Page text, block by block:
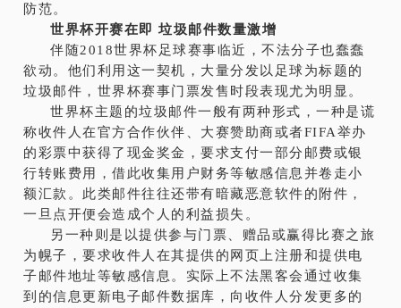
防范。
世界杯开赛在即 垃圾邮件数量激增
伴随2018世界杯足球赛事临近，不法分子也蠢蠢
欲动。他们利用这一契机，大量分发以足球为标题的
垃圾邮件，世界杯赛事门票发售时段表现尤为明显。
世界杯主题的垃圾邮件一般有两种形式，一种是谎
称收件人在官方合作伙伴、大赛赞助商或者FIFA举办
的彩票中获得了现金奖金，要求支付一部分邮费或银
行转账费用，借此收集用户财务等敏感信息并卷走小
额汇款。此类邮件往往还带有暗藏恶意软件的附件，
一旦点开便会造成个人的利益损失。
另一种则是以提供参与门票、赠品或赢得比赛之旅
为幌子，要求收件人在其提供的网页上注册和提供电
子邮件地址等敏感信息。实际上不法黑客会通过收集
到的信息更新电子邮件数据库，向收件人分发更多的